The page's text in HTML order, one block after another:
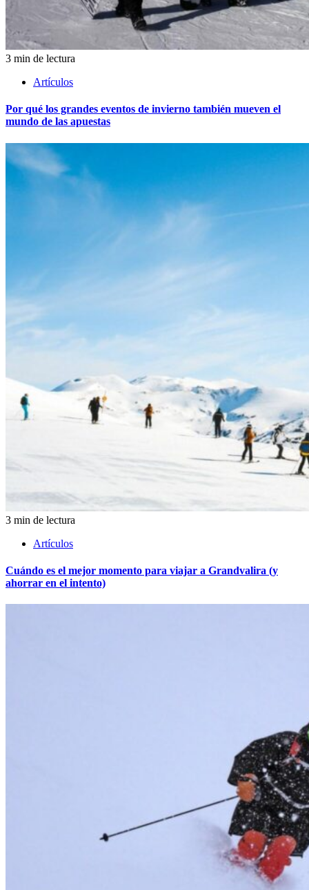
3 min de lectura
Artículos
Por qué los grandes eventos de invierno también mueven el
mundo de las apuestas
3 min de lectura
Artículos
Cuándo es el mejor momento para viajar a Grandvalira (y
ahorrar en el intento)